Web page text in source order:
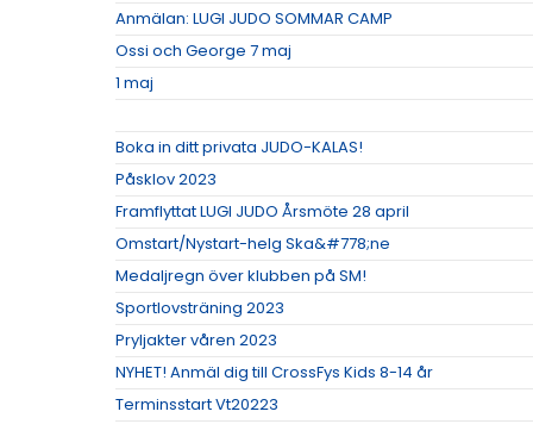
Anmälan: LUGI JUDO SOMMAR CAMP
Ossi och George 7 maj
1 maj
Boka in ditt privata JUDO-KALAS!
Påsklov 2023
Framflyttat LUGI JUDO Årsmöte 28 april
Omstart/Nystart-helg Ska&#778;ne
Medaljregn över klubben på SM!
Sportlovsträning 2023
Pryljakter våren 2023
NYHET! Anmäl dig till CrossFys Kids 8-14 år
Terminsstart Vt20223